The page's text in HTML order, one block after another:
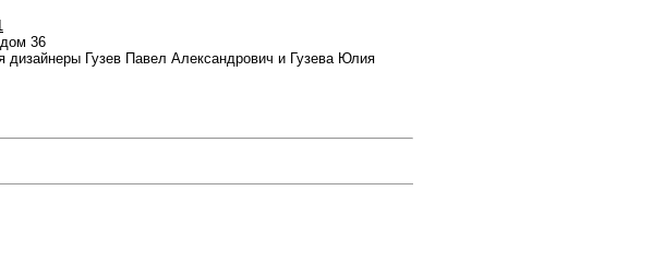
36
Гузев Павел Александрович и Гузева Юлия